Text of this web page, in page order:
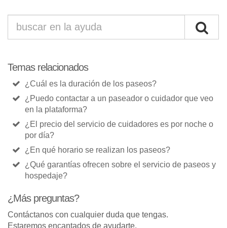
Temas relacionados
¿Cuál es la duración de los paseos?
¿Puedo contactar a un paseador o cuidador que veo
en la plataforma?
¿El precio del servicio de cuidadores es por noche o
por día?
¿En qué horario se realizan los paseos?
¿Qué garantías ofrecen sobre el servicio de paseos y
hospedaje?
¿Más preguntas?
Contáctanos con cualquier duda que tengas.
Estaremos encantados de ayudarte.